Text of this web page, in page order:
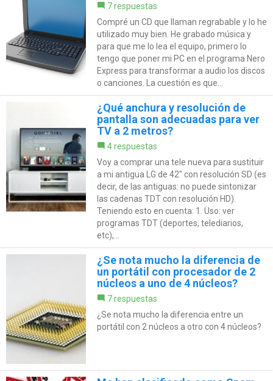
7 respuestas
Compré un CD que llaman regrabable y lo he
utilizado muy bien. He grabado música y
para que me lo lea el equipo, primero lo
tengo que poner mi PC en el programa Nero
Express para transformar a audio los discos
o canciones. La cuestión es que...
¿Qué anchura y resolución de
pantalla son adecuadas para ver
TV a 2 metros?
4 respuestas
Voy a comprar una tele nueva para sustituir
a mi antigua LG de 42" con resolución SD (es
decir, de las antiguas: no puede sintonizar
las cadenas TDT con resolución HD).
Teniendo esto en cuenta: 1. Uso: ver
programas TDT (deportes, telediarios,
etc),...
¿Se nota mucho la diferencia de
un portátil con procesador de 2
núcleos a uno de 4 núcleos?
7 respuestas
¿Se nota mucho la diferencia entre un
portátil con 2 núcleos a otro con 4 núcleos?